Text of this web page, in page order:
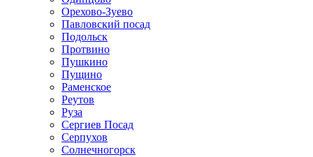
Орехово-Зуево
Павловский посад
Подольск
Протвино
Пушкино
Пущино
Раменское
Реутов
Руза
Сергиев Посад
Серпухов
Солнечногорск